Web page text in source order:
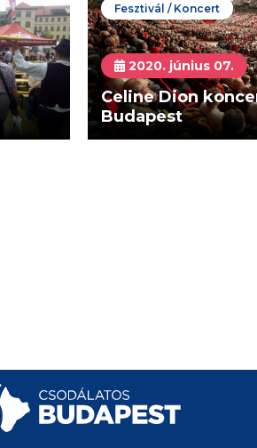
Fesztivál / Koncert
2020. június 07.
Celine Dion
Budapest